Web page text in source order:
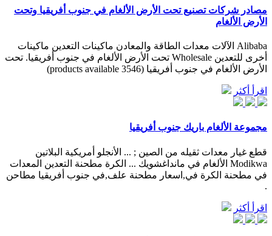
مصادر شركات تصنيع تحت الأرض الألغام في جنوب أفريقيا وتحت
الأرض الألغام
Alibaba الآلات معدات الطاقة والمعادن ماكينات التعدين ماكينات
أخرى للتعدين Wholesale تحت الأرض الألغام في جنوب أفريقيا. تحت
الأرض الألغام في جنوب أفريقيا (3546 products available)
اقرأ أكثر
مجموعة الألغام باريك جنوب أفريقيا
قطع غيار معدات ثقيله من الصين ; ... الأنجلو أمريكية البلاتين
Modikwa الألغام في مانداغشويك ... الكرة مطحنة التعدين المعدات
في مطحنة الكرة في,اسعار مطحنة علف,في جنوب أفريقيا مطاحن
.
اقرأ أكثر